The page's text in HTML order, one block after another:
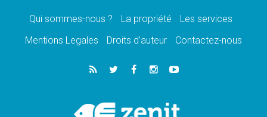
07.08.2026
de l'Assomption et mémoire nationale
«La paix commence par l'empathie» estime
le cardinal Parolin
En Colombie, «la paix ne s'achète pas avec
une signature»
Qui sommes-nous ? La propriété
Les services
Mentions Legales
Droits d’auteur Contactez-nous